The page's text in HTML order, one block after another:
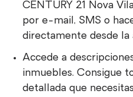
CENTURY 21 Nova
por e-mail, SMS o
directamente desde la
Accede a
inmuebles. Consigue
detallada que